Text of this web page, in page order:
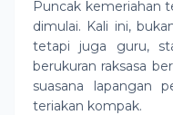
Puncak kemeriahan
dimulai. Kali ini,
tetapi juga guru,
berukuran raksasa
suasana lapangan
teriakan kompak.